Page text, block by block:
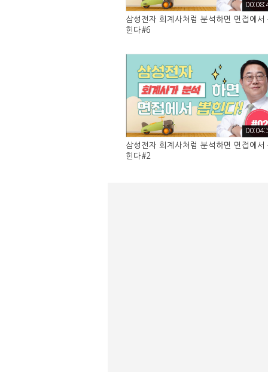
삼성전자 회계사처럼 분석하면 면접에서
힌다#6
삼성전자 회계사처럼 분석하면 면접에서
힌다#2